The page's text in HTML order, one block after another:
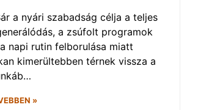
a nyári szabadság célja a teljes
a zsúfolt programok
napi rutin felborulása miatt
kimerültebben térnek vissza a
»